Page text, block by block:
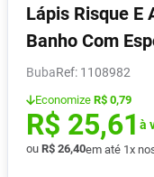
Lápis Risque E
Banho Com
Buba : 1108982
Economize R$ 0,79
R$ 25,61 à
ou R$ 26,40em até 1x
6º Desodorante
7º Shampoo
8º Pampers
9º Vitamina D
10 º Soro